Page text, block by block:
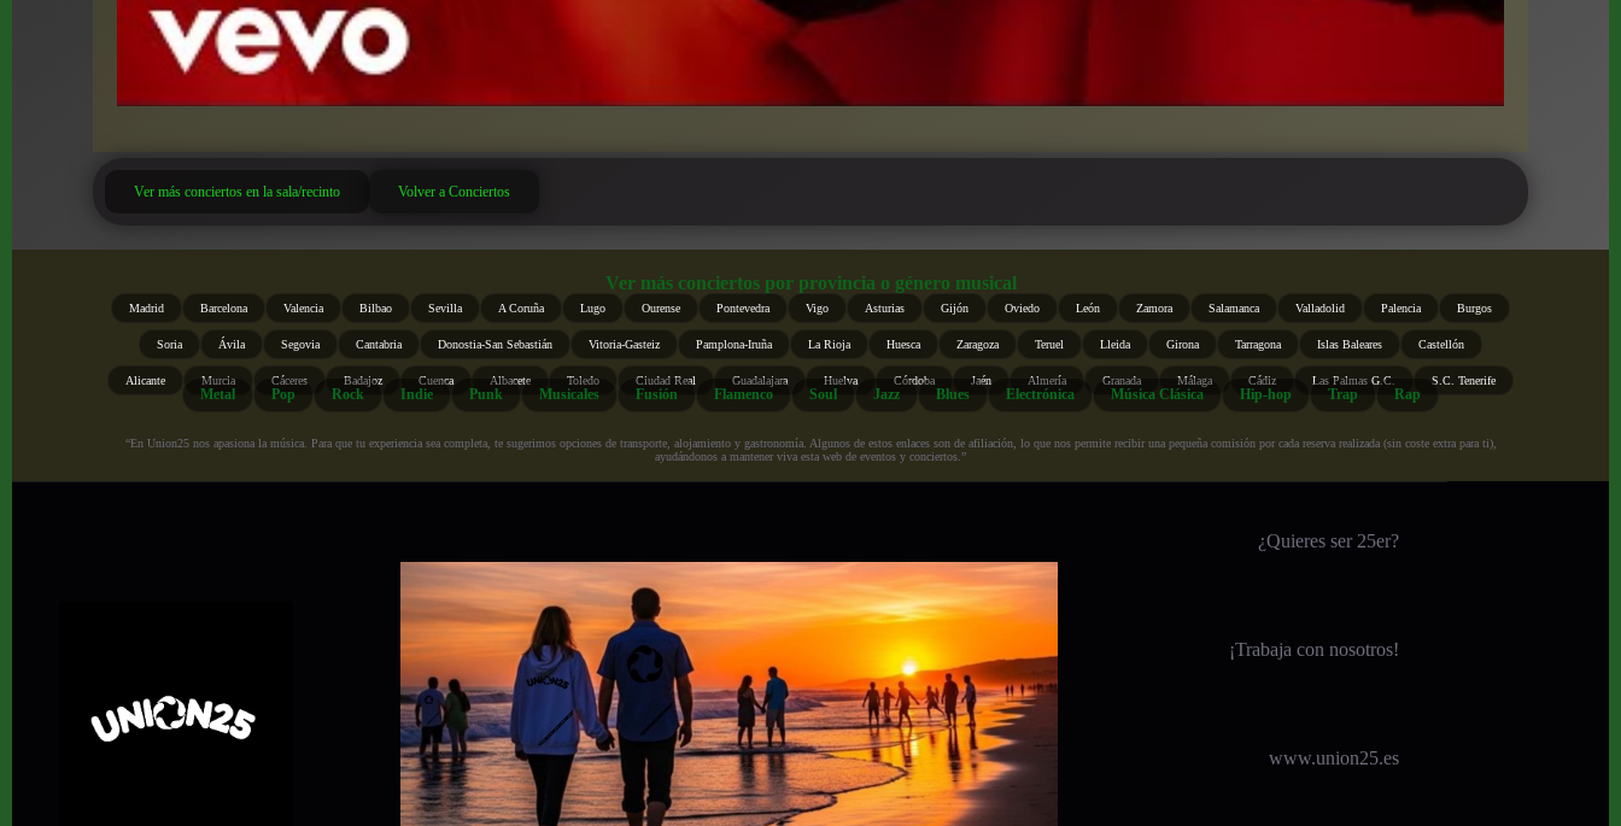
Ver más conciertos en la sala/recinto Volver a Conciertos
Ver más conciertos por provincia o género musical
Madrid Barcelona Valencia Bilbao Sevilla A Coruña Lugo Ourense Pontevedra Vigo Asturias Gijón Oviedo León Zamora Salamanca Valladolid Palencia Burgos
Soria Ávila Segovia Cantabria Donostia-San Sebastián Vitoria-Gasteiz Pamplona-Iruña La Rioja Huesca Zaragoza Teruel Lleida Girona Tarragona Islas Baleares Castellón
Alicante Murcia Cáceres Badajoz Cuenca Albacete Toledo Ciudad Real Guadalajara Huelva Córdoba Jaén Almería Granada Málaga Cádiz Las Palmas G.C. S.C. Tenerife
Metal Pop Rock Indie Punk Musicales Fusión Flamenco Soul Jazz Blues Electrónica Música Clásica Hip-hop Trap Rap
“En Union25 nos apasiona la música. Para que tu experiencia sea completa, te sugerimos opciones de transporte, alojamiento y gastronomía. Algunos de estos enlaces son de afiliación, lo que nos permite recibir una pequeña comisión por cada reserva realizada (sin coste extra para ti),
ayudándonos a mantener viva esta web de eventos y conciertos.”
¿Quieres ser 25er?
¡Trabaja con nosotros!
www.union25.es